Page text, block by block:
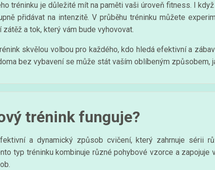
tréninku je důležité mít na paměti vaši úroveň fitness. I
přidávat na intenzitě. V průběhu tréninku můžete
a tok, který vám bude vyhovovat.
skvělou volbou pro každého, kdo hledá efektivní a
bez vybavení se může stát vaším oblíbeným způsobem,
trénink funguje?
a dynamický způsob cvičení, který zahrnuje sérii
typ tréninku kombinuje různé pohybové vzorce a